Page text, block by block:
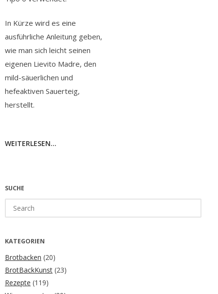
In Kürze wird es eine
ausführliche Anleitung geben,
wie man sich leicht seinen
eigenen Lievito Madre, den
mild-säuerlichen und
hefeaktiven Sauerteig,
herstellt.
WEITERLESEN...
SUCHE
for:
KATEGORIEN
Brotbacken (20)
BrotBackKunst (23)
Rezepte (119)